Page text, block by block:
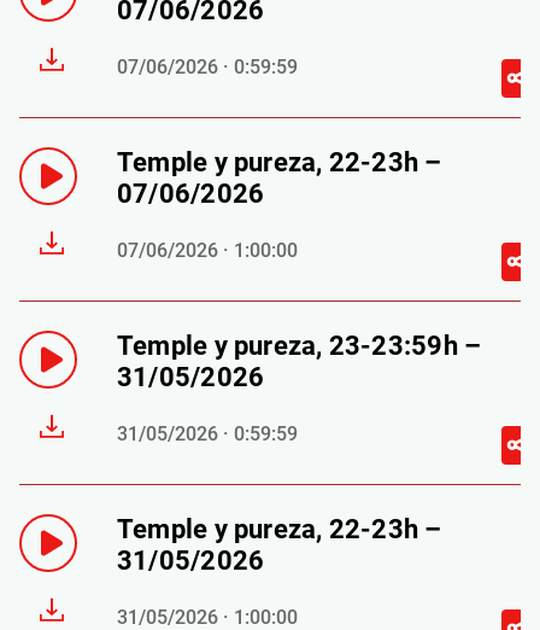
07/06/2026
07/06/2026 · 0:59:59
Temple y pureza, 22-23h –
07/06/2026
07/06/2026 · 1:00:00
Temple y pureza, 23-23:59h –
31/05/2026
31/05/2026 · 0:59:59
Temple y pureza, 22-23h –
31/05/2026
31/05/2026 · 1:00:00